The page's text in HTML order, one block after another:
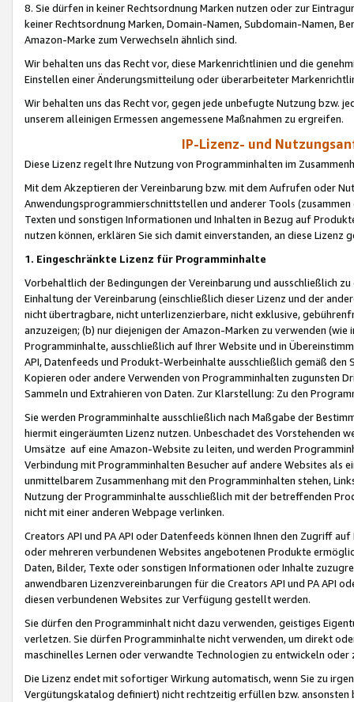
8. Sie dürfen in keiner Rechtsordnung Marken nutzen oder zur
keiner Rechtsordnung Marken, Domain-Namen, Subdomain-Namen,
Amazon-Marke zum Verwechseln ähnlich sind.
Wir behalten uns das Recht vor, diese Markenrichtlinien und die
Einstellen einer Änderungsmitteilung oder überarbeiteter
Wir behalten uns das Recht vor, gegen jede unbefugte Nutzung bzw.
unserem alleinigen Ermessen angemessene Maßnahmen zu ergreifen.
IP-Lizenz- und
Diese Lizenz regelt Ihre Nutzung von Programminhalten im
Mit dem Akzeptieren der Vereinbarung bzw. mit dem Aufrufen oder
Anwendungsprogrammierschnittstellen und anderer Tools (zusammen
Texten und sonstigen Informationen und Inhalten in Bezug auf
nutzen können, erklären Sie sich damit einverstanden, an diese Lizenz
1. Eingeschränkte Lizenz für Programminhalte
Vorbehaltlich der Bedingungen der Vereinbarung und ausschließlich
Einhaltung der Vereinbarung (einschließlich dieser Lizenz und der
nicht übertragbare, nicht unterlizenzierbare, nicht exklusive,
anzuzeigen; (b) nur diejenigen der Amazon-Marken zu verwenden
Programminhalte, ausschließlich auf Ihrer Website und in
API, Datenfeeds und Produkt-Werbeinhalte ausschließlich gemäß
Kopieren oder andere Verwenden von Programminhalten zugunsten
Sammeln und Extrahieren von Daten. Zur Klarstellung: Zu den
Sie werden Programminhalte ausschließlich nach Maßgabe der
hiermit eingeräumten Lizenz nutzen. Unbeschadet des Vorstehenden
Umsätze auf eine Amazon-Website zu leiten, und werden
Verbindung mit Programminhalten Besucher auf andere Websites als
unmittelbarem Zusammenhang mit den Programminhalten stehen,
Nutzung der Programminhalte ausschließlich mit der betreffenden
nicht mit einer anderen Webpage verlinken.
Creators API und PA API oder Datenfeeds können Ihnen den Zugriff
oder mehreren verbundenen Websites angebotenen Produkte
Daten, Bilder, Texte oder sonstigen Informationen oder Inhalte
anwendbaren Lizenzvereinbarungen für die Creators API und PA API
diesen verbundenen Websites zur Verfügung gestellt werden.
Sie dürfen den Programminhalt nicht dazu verwenden, geistiges
verletzen. Sie dürfen Programminhalte nicht verwenden, um direkt
maschinelles Lernen oder verwandte Technologien zu entwickeln
Die Lizenz endet mit sofortiger Wirkung automatisch, wenn Sie zu
Vergütungskatalog definiert) nicht rechtzeitig erfüllen bzw. ansonsten